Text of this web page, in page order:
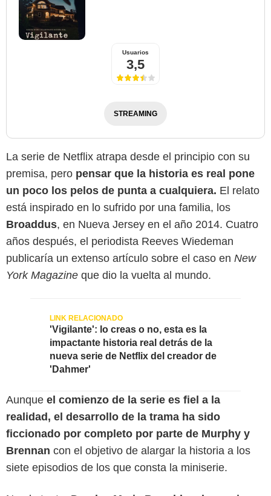
Usuarios
3,5
STREAMING
La serie de Netflix atrapa desde el principio con su
premisa, pero pensar que la historia es real pone
un poco los pelos de punta a cualquiera. El relato
está inspirado en lo sufrido por una familia, los
Broaddus, en Nueva Jersey en el año 2014. Cuatro
años después, el periodista Reeves Wiedeman
publicaría un extenso artículo sobre el caso en New
York Magazine que dio la vuelta al mundo.
'Vigilante': lo creas o no, esta es la
impactante historia real detrás de la
nueva serie de Netflix del creador de
'Dahmer'
Aunque el comienzo de la serie es fiel a la
realidad, el desarrollo de la trama ha sido
ficcionado por completo por parte de Murphy y
Brennan con el objetivo de alargar la historia a los
siete episodios de los que consta la miniserie.